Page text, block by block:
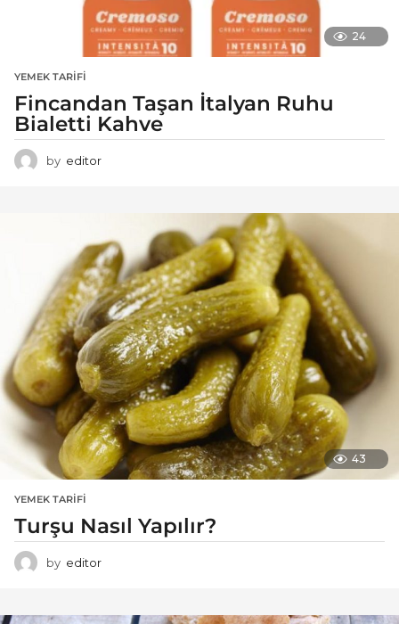
24
YEMEK TARIFI
Fincandan Taşan İtalyan Ruhu
Bialetti Kahve
by editor
43
YEMEK TARIFI
Turşu Nasıl Yapılır?
by editor